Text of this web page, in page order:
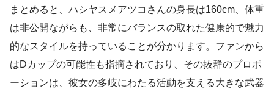
まとめると、ハシヤスメアツコさんの身長は160cm、体重
は非公開ながらも、非常にバランスの取れた健康的で魅力
的なスタイルを持っていることが分かります。ファンから
はDカップの可能性も指摘されており、その抜群のプロポ
ーションは、彼女の多岐にわたる活動を支える大きな武器